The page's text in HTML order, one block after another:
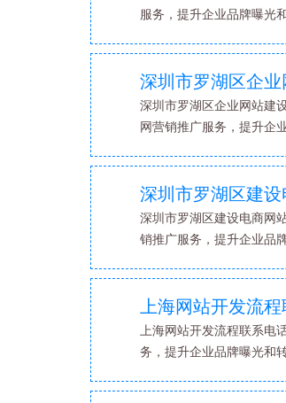
服务，提升企业品牌曝光和
深圳市罗湖区企
深圳市罗湖区企业网站建
网营销推广服务，提升企
深圳市罗湖区建
深圳市罗湖区建设电商网
销推广服务，提升企业品
上海网站开发流
上海网站开发流程联系电
务，提升企业品牌曝光和